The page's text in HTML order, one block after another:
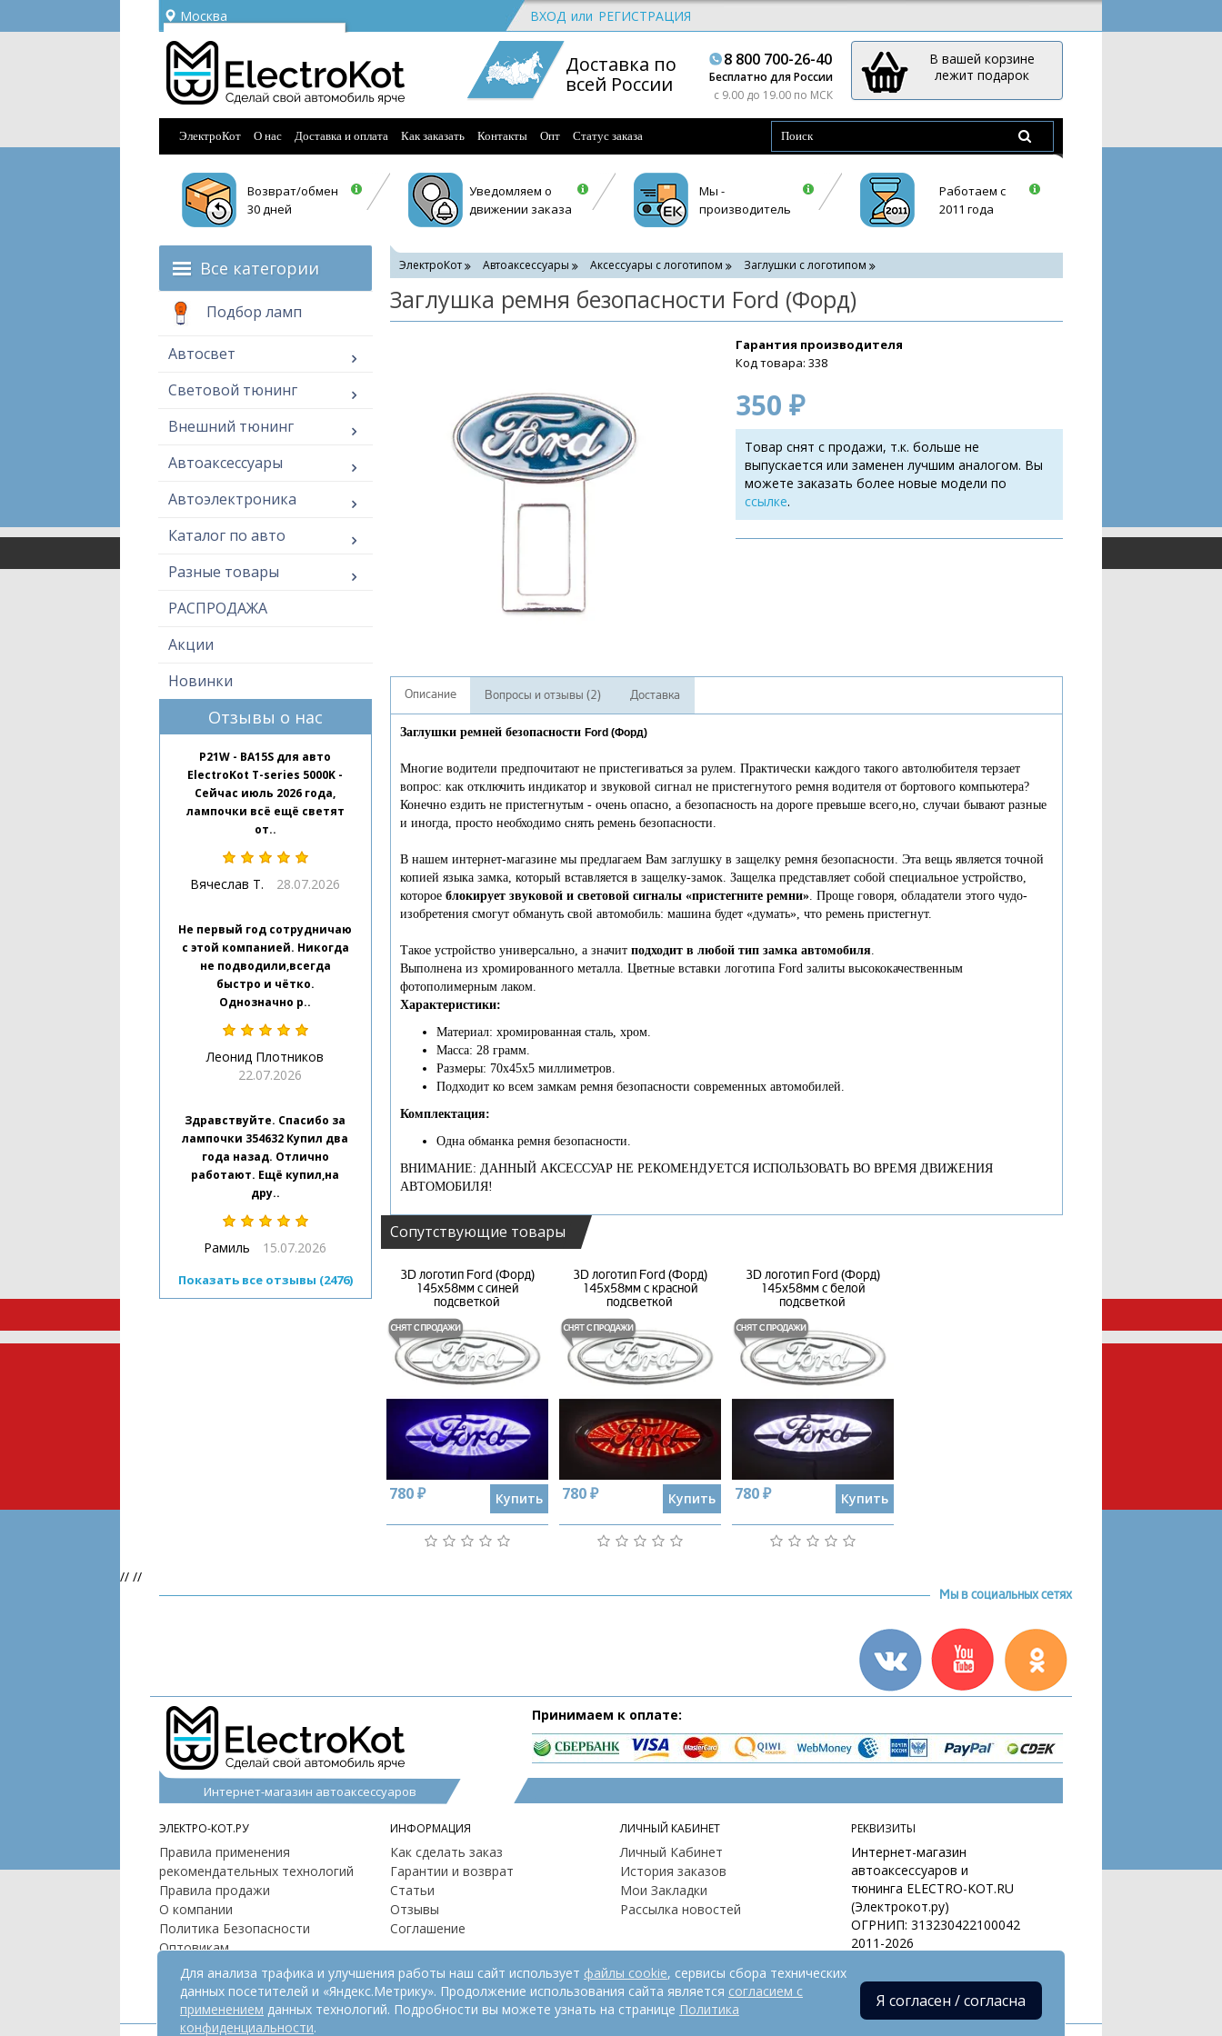
Москва
Ваш город —
Угадали?
ВХОД или РЕГИСТРАЦИЯ
Доставка по
всей России
8 800 700-26-40
Бесплатно для России
c 9.00 до 19.00 по МСК
В вашей корзине
лежит подарок
ЭлектроКот О нас Доставка и оплата Как заказать Контакты Опт Статус заказа
Возврат/обмен
30 дней
Уведомляем о
движении заказа
Мы -
производитель
Работаем с
2011 года
Все категории
Подбор ламп
Автосвет
Световой тюнинг
Внешний тюнинг
Автоаксессуары
Автоэлектроника
Каталог по авто
Разные товары
РАСПРОДАЖА
Акции
Новинки
Отзывы о нас
P21W - BA15S для авто
ElectroKot T-series 5000K -
Сейчас июль 2026 года,
лампочки всё ещё светят
от..
Вячеслав Т. 28.07.2026
Не первый год сотрудничаю
с этой компанией. Никогда
не подводили,всегда
быстро и чётко.
Однозначно р..
Леонид Плотников
22.07.2026
Здравствуйте. Спасибо за
лампочки 354632 Купил два
года назад. Отлично
работают. Ещё купил,на
дру..
Рамиль 15.07.2026
Показать все отзывы (2476)
ЭлектроКот Автоаксессуары Аксессуары с логотипом Заглушки с логотипом
Заглушка ремня безопасности Ford (Форд)
Гарантия производителя
Код товара: 338
350 ₽
Товар снят с продажи, т.к. больше не
выпускается или заменен лучшим аналогом. Вы
можете заказать более новые модели по
ссылке.
Описание Вопросы и отзывы (2) Доставка
Заглушки ремней безопасности Ford (Форд)
Многие водители предпочитают не пристегиваться за рулем. Практически каждого такого автолюбителя терзает
вопрос: как отключить индикатор и звуковой сигнал не пристегнутого ремня водителя от бортового компьютера?
Конечно ездить не пристегнутым - очень опасно, а безопасность на дороге превыше всего,но, случаи бывают разные
и иногда, просто необходимо снять ремень безопасности.
В нашем интернет-магазине мы предлагаем Вам заглушку в защелку ремня безопасности. Эта вещь является точной
копией языка замка, который вставляется в защелку-замок. Защелка представляет собой специальное устройство,
которое блокирует звуковой и световой сигналы «пристегните ремни». Проще говоря, обладатели этого чудо-
изобретения смогут обмануть свой автомобиль: машина будет «думать», что ремень пристегнут.
Такое устройство универсально, а значит подходит в любой тип замка автомобиля.
Выполнена из хромированного металла. Цветные вставки логотипа Ford залиты высококачественным
фотополимерным лаком.
Характеристики:
Материал: хромированная сталь, хром.
Масса: 28 грамм.
Размеры: 70х45х5 миллиметров.
Подходит ко всем замкам ремня безопасности современных автомобилей.
Комплектация:
Одна обманка ремня безопасности.
ВНИМАНИЕ: ДАННЫЙ АКСЕССУАР НЕ РЕКОМЕНДУЕТСЯ ИСПОЛЬЗОВАТЬ ВО ВРЕМЯ ДВИЖЕНИЯ
АВТОМОБИЛЯ!
Сопутствующие товары
3D логотип Ford (Форд)
145х58мм с синей
подсветкой
780 ₽ Купить
3D логотип Ford (Форд)
145х58мм с красной
подсветкой
780 ₽ Купить
3D логотип Ford (Форд)
145х58мм с белой
подсветкой
780 ₽ Купить
// //
Мы в социальных сетях
Интернет-магазин автоаксессуаров
Принимаем к оплате:
ЭЛЕКТРО-КОТ.РУ
Правила применения
рекомендательных технологий
Правила продажи
О компании
Политика Безопасности
Оптовикам
Контакты
Карта сайта
ИНФОРМАЦИЯ
Как сделать заказ
Гарантии и возврат
Статьи
Отзывы
Соглашение
ЛИЧНЫЙ КАБИНЕТ
Личный Кабинет
История заказов
Мои Закладки
Рассылка новостей
РЕКВИЗИТЫ
Интернет-магазин
автоаксессуаров и
тюнинга ELECTRO-KOT.RU
(Электрокот.ру)
ОГРНИП: 313230422100042
2011-2026
Для анализа трафика и улучшения работы наш сайт использует файлы cookie, сервисы сбора технических
данных посетителей и «Яндекс.Метрику». Продолжение использования сайта является согласием с
применением данных технологий. Подробности вы можете узнать на странице Политика
конфиденциальности.
Я согласен / согласна